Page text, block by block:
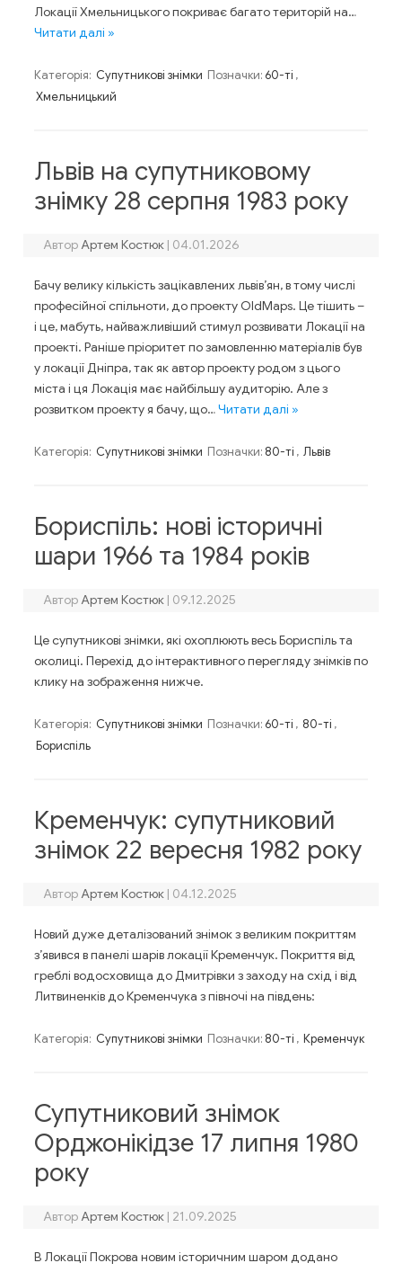
Локації Хмельницького покриває багато територій на…
Читати далі »
Категорія: Супутникові знімки Позначки: 60-ті ,
Хмельницький
Львів на супутниковому
знімку 28 серпня 1983 року
Автор Артем Костюк | 04.01.2026
Бачу велику кількість зацікавлених львів’ян, в тому числі
професійної спільноти, до проекту OldMaps. Це тішить –
і це, мабуть, найважливіший стимул розвивати Локації на
проекті. Раніше пріоритет по замовленню матеріалів був
у локації Дніпра, так як автор проекту родом з цього
міста і ця Локація має найбільшу аудиторію. Але з
розвитком проекту я бачу, що…Читати далі »
Категорія: Супутникові знімки Позначки: 80-ті , Львів
Бориспіль: нові історичні
шари 1966 та 1984 років
Автор Артем Костюк | 09.12.2025
Це супутникові знімки, які охоплюють весь Бориспіль та
околиці. Перехід до інтерактивного перегляду знімків по
клику на зображення нижче.
Категорія: Супутникові знімки Позначки: 60-ті , 80-ті ,
Бориспіль
Кременчук: супутниковий
знімок 22 вересня 1982 року
Автор Артем Костюк | 04.12.2025
Новий дуже деталізований знімок з великим покриттям
з’явився в панелі шарів локації Кременчук. Покриття від
греблі водосховища до Дмитрівки з заходу на схід і від
Литвиненків до Кременчука з півночі на південь:
Категорія: Супутникові знімки Позначки: 80-ті , Кременчук
Супутниковий знімок
Орджонікідзе 17 липня 1980
року
Автор Артем Костюк | 21.09.2025
В Локації Покрова новим історичним шаром додано